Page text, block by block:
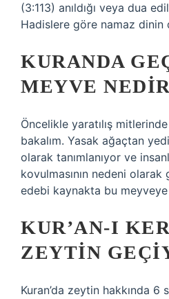
(3:113) anıldığı veya dua
Hadislere göre namaz dinin
KURANDA
MEYVE
Öncelikle yaratılış mitlerinde
bakalım. Yasak ağaçtan
olarak tanımlanıyor ve
kovulmasının nedeni
edebi kaynakta bu meyveye
KUR’AN-I
ZEYTIN
Kuran’da zeytin hakkında 6